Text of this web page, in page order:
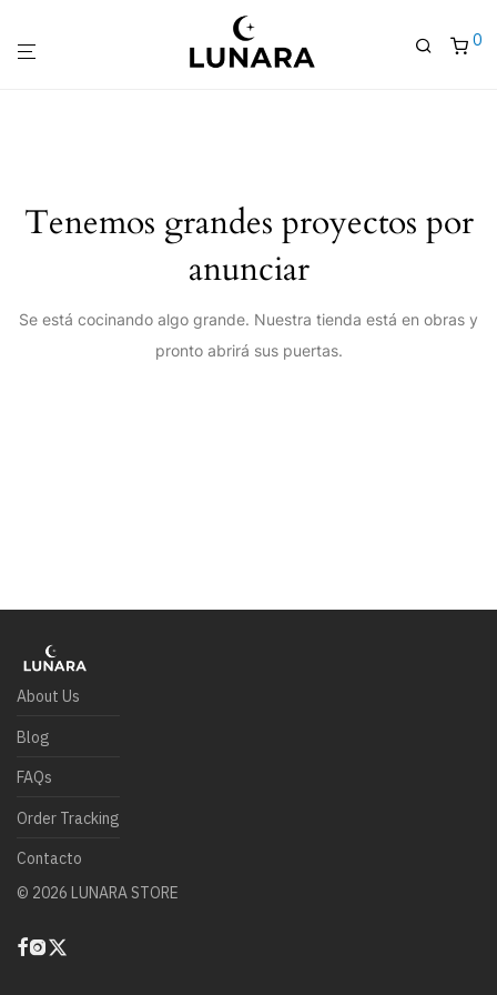
0
Tenemos grandes proyectos por
anunciar
Se está cocinando algo grande. Nuestra tienda está en obras y
pronto abrirá sus puertas.
About Us
Blog
FAQs
Order Tracking
Contacto
© 2026 LUNARA STORE